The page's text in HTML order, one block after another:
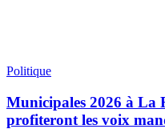
Politique
Municipales 2026 à La
profiteront les voix